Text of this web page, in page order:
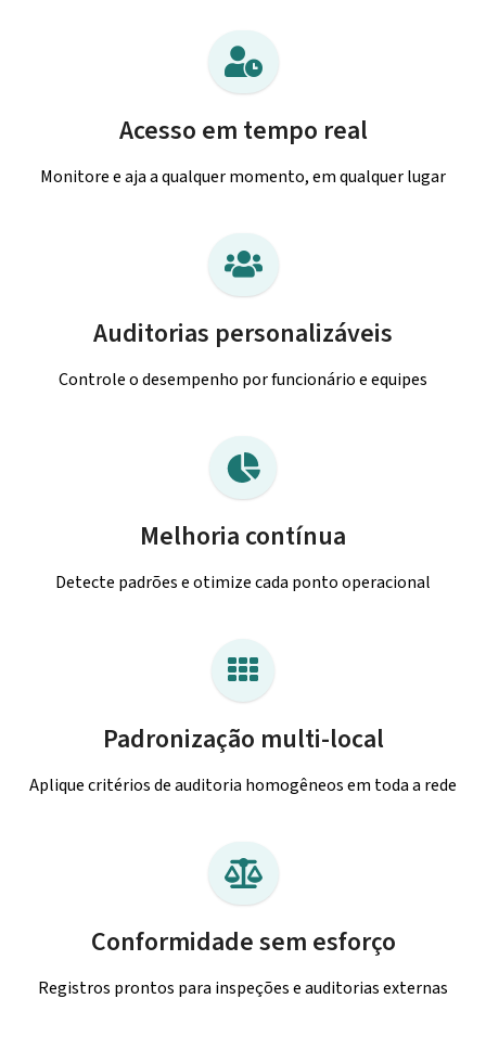
Acesso em tempo real
Monitore e aja a qualquer momento, em qualquer lugar
Auditorias personalizáveis
Controle o desempenho por funcionário e equipes
Melhoria contínua
Detecte padrões e otimize cada ponto operacional
Padronização multi-local
Aplique critérios de auditoria homogêneos em toda a rede
Conformidade sem esforço
Registros prontos para inspeções e auditorias externas